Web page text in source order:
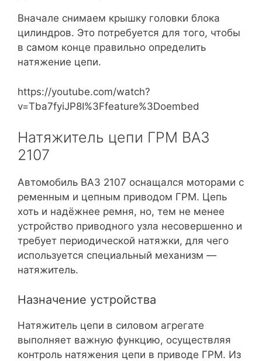
Вначале снимаем крышку головки блока
цилиндров. Это потребуется для того, чтобы
в самом конце правильно определить
натяжение цепи.
https://youtube.com/watch?
v=Tba7fyiJP8I%3Ffeature%3Doembed
Натяжитель цепи ГРМ ВАЗ
2107
Автомобиль ВАЗ 2107 оснащался моторами с
ременным и цепным приводом ГРМ. Цепь
хоть и надёжнее ремня, но, тем не менее
устройство приводного узла несовершенно и
требует периодической натяжки, для чего
используется специальный механизм —
натяжитель.
Назначение устройства
Натяжитель цепи в силовом агрегате
выполняет важную функцию, осуществляя
контроль натяжения цепи в приводе ГРМ. Из